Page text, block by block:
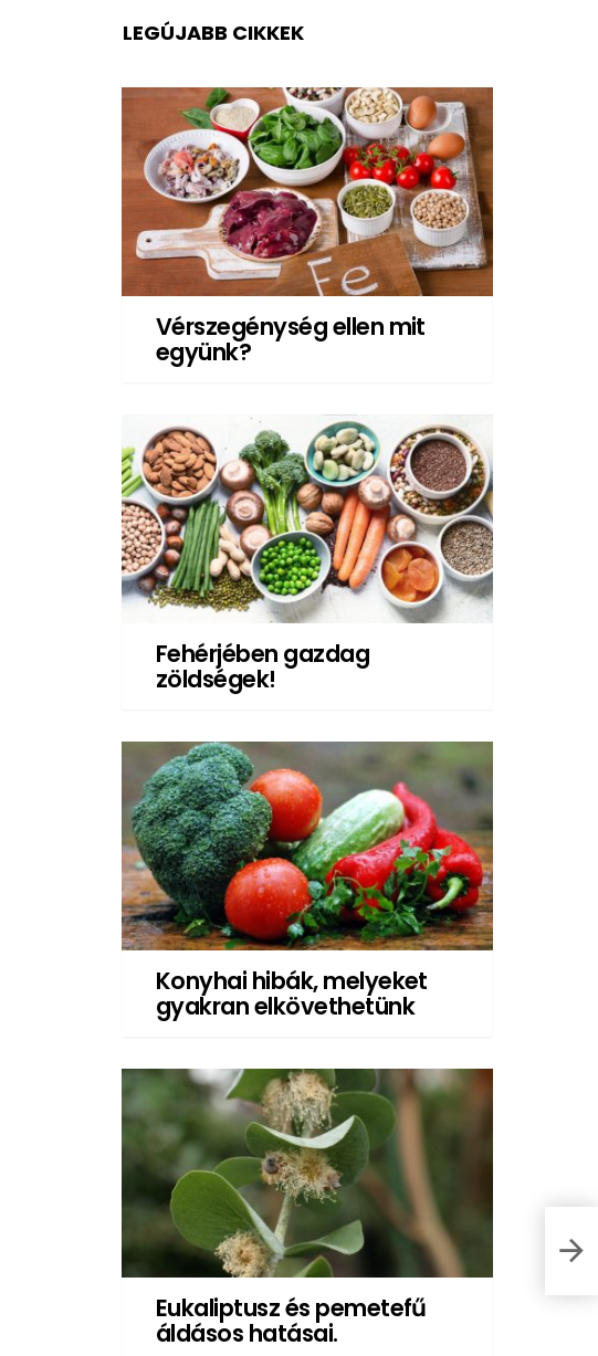
LEGÚJABB CIKKEK
Vérszegénység ellen mit
együnk?
Fehérjében gazdag
zöldségek!
Konyhai hibák, melyeket
gyakran elkövethetünk
Eukaliptusz és pemetefű
áldásos hatásai.